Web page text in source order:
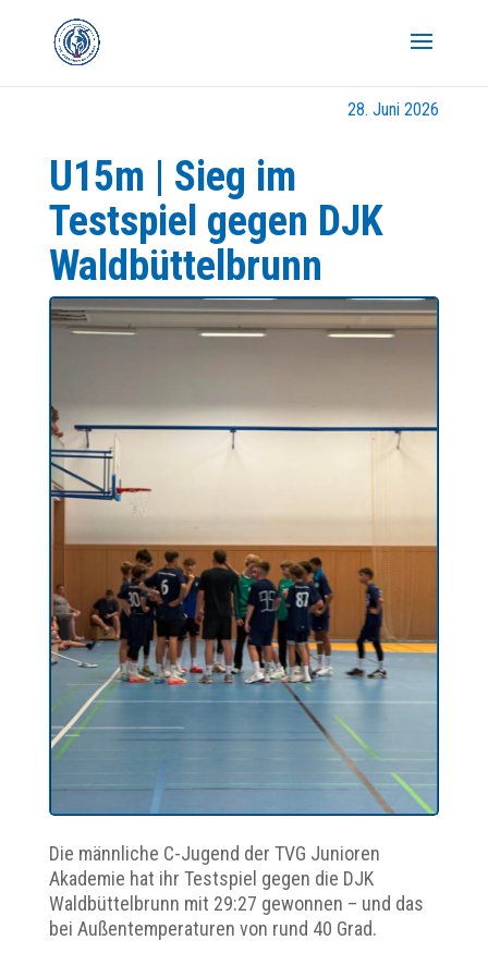
28. Juni 2026
U15m | Sieg im
Testspiel gegen DJK
Waldbüttelbrunn
Die männliche C-Jugend der TVG Junioren
Akademie hat ihr Testspiel gegen die DJK
Waldbüttelbrunn mit 29:27 gewonnen – und das
bei Außentemperaturen von rund 40 Grad.